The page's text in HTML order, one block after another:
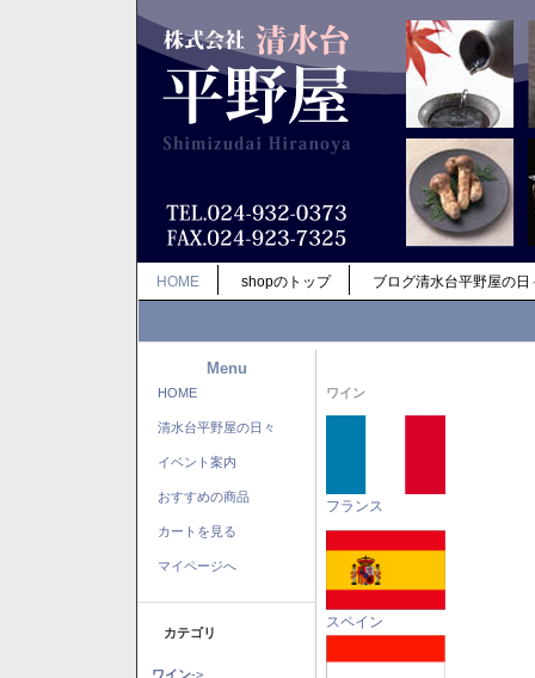
HOME shopのトップ ブログ清水台平野屋の日
Menu
HOME
清水台平野屋の日々
イベント案内
おすすめの商品
カートを見る
マイページへ
カテゴリ
ワイン->
ワイン
フランス
スペイン